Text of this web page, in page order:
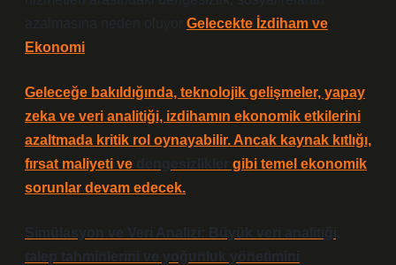
azalmasına neden oluyor Gelecekte İzdiham ve
Ekonomi
Geleceğe bakıldığında, teknolojik gelişmeler, yapay
zeka ve veri analitiği, izdihamın ekonomik etkilerini
azaltmada kritik rol oynayabilir. Ancak kaynak kıtlığı,
fırsat maliyeti ve dengesizlikler gibi temel ekonomik
sorunlar devam edecek.
Simülasyon ve Veri Analizi: Büyük veri analitiği,
talep tahminlerini ve yoğunluk yönetimini